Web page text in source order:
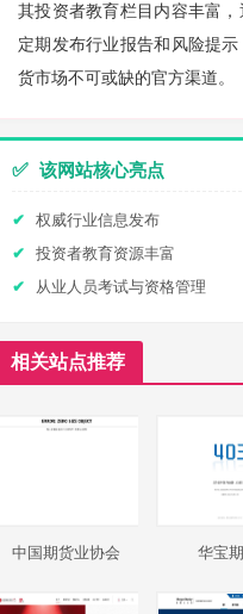
其投资者教育栏目内容丰富
定期发布行业报告和风险提
货市场不可或缺的官方渠道。
✅ 该网站核心亮点
权威行业信息发布
投资者教育资源丰富
从业人员考试与资格管理
相关站点推荐
中国期货业协会 华宝